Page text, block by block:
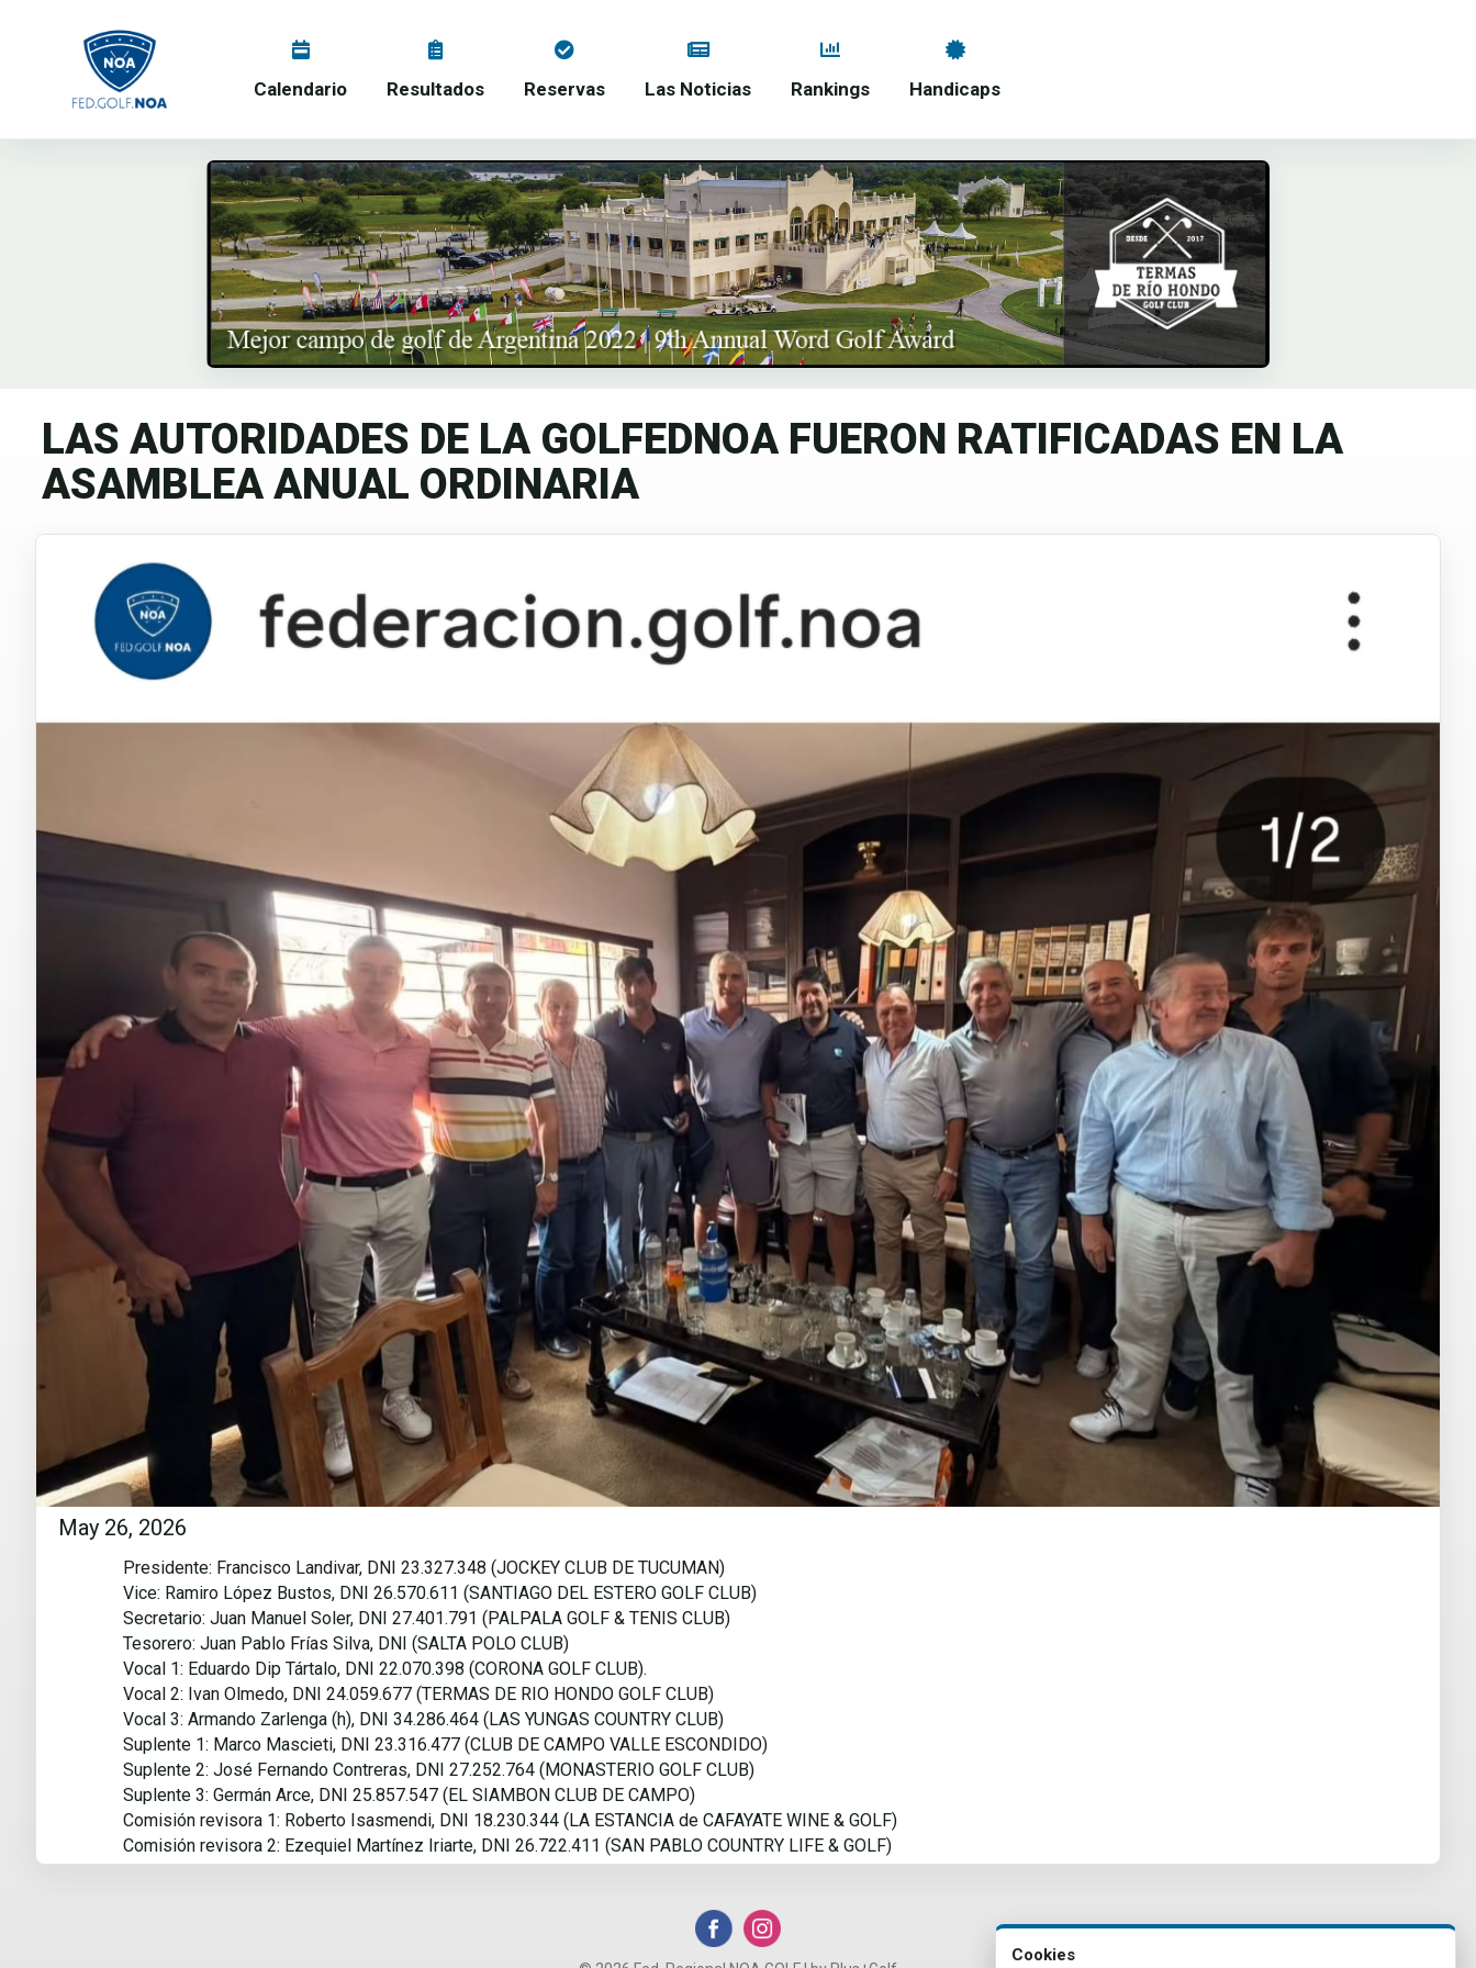
Calendario Resultados Reservas Las Noticias Rankings Handicaps
LAS AUTORIDADES DE LA GOLFEDNOA FUERON RATIFICADAS EN LA
ASAMBLEA ANUAL ORDINARIA
May 26, 2026
Presidente: Francisco Landivar, DNI 23.327.348 (JOCKEY CLUB DE TUCUMAN)
Vice: Ramiro López Bustos, DNI 26.570.611 (SANTIAGO DEL ESTERO GOLF CLUB)
Secretario: Juan Manuel Soler, DNI 27.401.791 (PALPALA GOLF & TENIS CLUB)
Tesorero: Juan Pablo Frías Silva, DNI (SALTA POLO CLUB)
Vocal 1: Eduardo Dip Tártalo, DNI 22.070.398 (CORONA GOLF CLUB).
Vocal 2: Ivan Olmedo, DNI 24.059.677 (TERMAS DE RIO HONDO GOLF CLUB)
Vocal 3: Armando Zarlenga (h), DNI 34.286.464 (LAS YUNGAS COUNTRY CLUB)
Suplente 1: Marco Mascieti, DNI 23.316.477 (CLUB DE CAMPO VALLE ESCONDIDO)
Suplente 2: José Fernando Contreras, DNI 27.252.764 (MONASTERIO GOLF CLUB)
Suplente 3: Germán Arce, DNI 25.857.547 (EL SIAMBON CLUB DE CAMPO)
Comisión revisora 1: Roberto Isasmendi, DNI 18.230.344 (LA ESTANCIA de CAFAYATE WINE & GOLF)
Comisión revisora 2: Ezequiel Martínez Iriarte, DNI 26.722.411 (SAN PABLO COUNTRY LIFE & GOLF)
Cookies